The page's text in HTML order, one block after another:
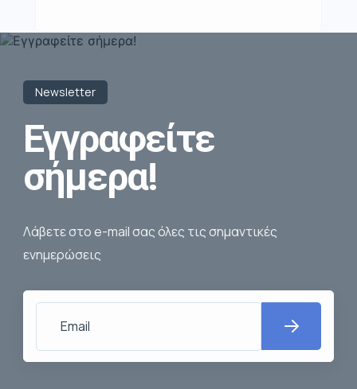
Newsletter
Εγγραφείτε
σήμερα!
Λάβετε στο e-mail σας όλες τις σημαντικές
ενημερώσεις